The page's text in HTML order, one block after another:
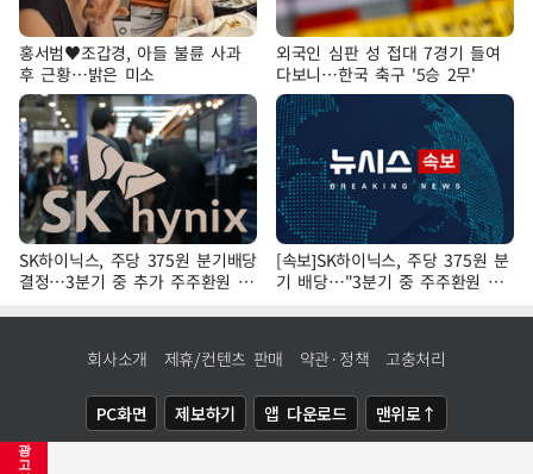
광
고
홍서범♥조갑경, 아들 불륜 사과
후 근황…밝은 미소
외국인 심판 성 접대 7경기 들여
다보니…한국 축구 '5승 2무'
SK하이닉스, 주당 375원 분기배당
결정…3분기 중 추가 주주환원 발
표
[속보]SK하이닉스, 주당 375원 분
기 배당…"3분기 중 주주환원 방
안 확정"
회사소개 제휴/컨텐츠 판매 약관·정책 고충처리
PC화면 제보하기 앱 다운로드 맨위로↑